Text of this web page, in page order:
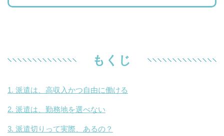
もくじ
派遣は、高収入かつ自由に働ける
派遣は、勤務地を選べない
派遣切りって実際、あるの？